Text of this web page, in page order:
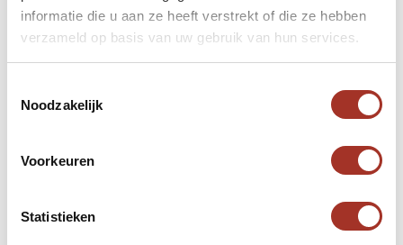
informatie die u aan ze heeft verstrekt of die ze hebben
verzameld op basis van uw gebruik van hun services.
Noodzakelijk
Voorkeuren
Statistieken
De wijk werd gesticht door de Mizrahi Joden en de
bekend als een verouderde sloppenwijk waar
volgde kwam er toch weer steeds meer interesse
door de al maar uitdijende stad. Toen men rond de
jaren ’80 een groot plan had om de hele wijk om te
gooien, waren gelukkig voldoende mensen die de